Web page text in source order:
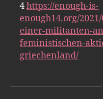
4https://enough-is-
enough14.org/
einer-militanten-
feministischen-
griechenland/